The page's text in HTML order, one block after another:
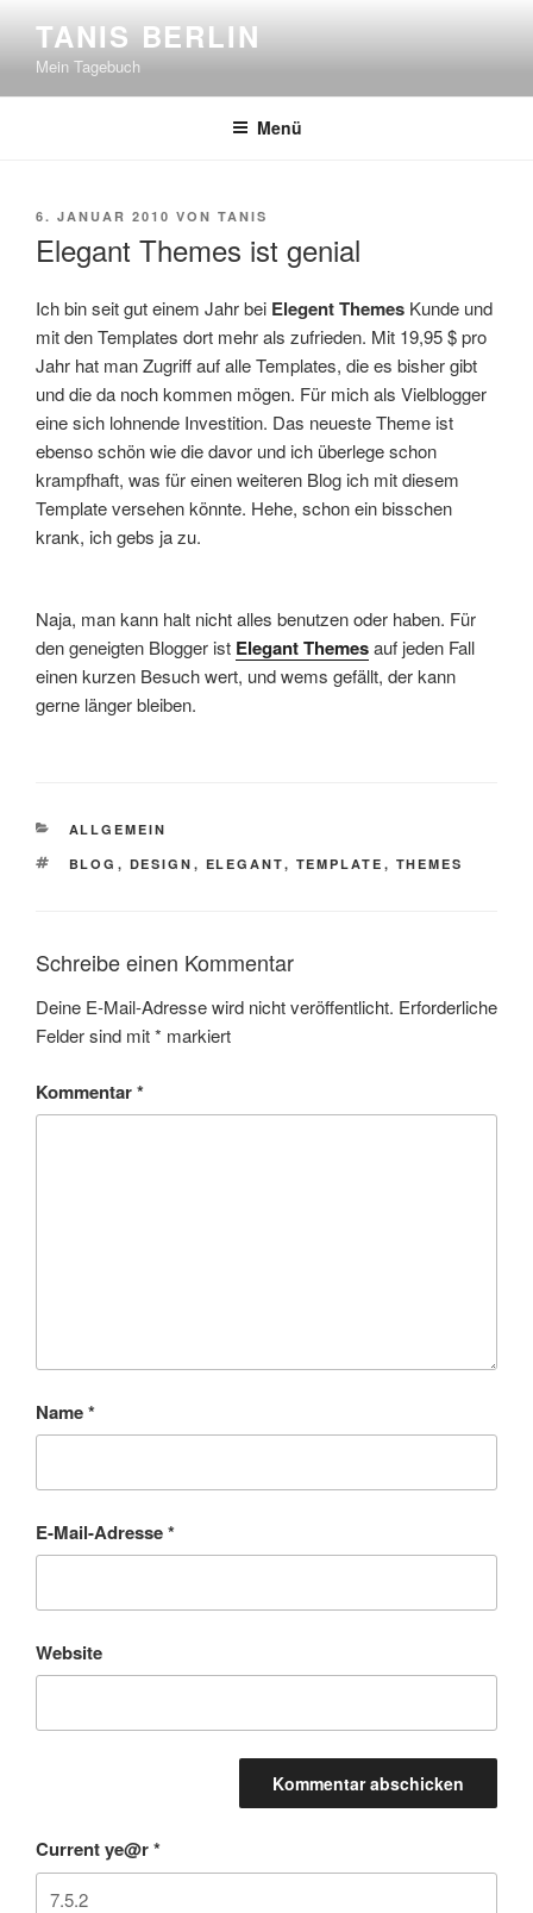
springen
TANIS BERLIN
Mein Tagebuch
Menü
VERÖFFENTLICHT
6. JANUAR 2010 VON TANIS
Elegant Themes ist genial
Ich bin seit gut einem Jahr bei Elegent Themes Kunde und
mit den Templates dort mehr als zufrieden. Mit 19,95 $ pro
Jahr hat man Zugriff auf alle Templates, die es bisher gibt
und die da noch kommen mögen. Für mich als Vielblogger
eine sich lohnende Investition. Das neueste Theme ist
ebenso schön wie die davor und ich überlege schon
krampfhaft, was für einen weiteren Blog ich mit diesem
Template versehen könnte. Hehe, schon ein bisschen
krank, ich gebs ja zu.
Naja, man kann halt nicht alles benutzen oder haben. Für
den geneigten Blogger ist Elegant Themesauf jeden Fall
einen kurzen Besuch wert, und wems gefällt, der kann
gerne länger bleiben.
KATEGORIEN
ALLGEMEIN
SCHLAGWÖRTER
BLOG , DESIGN , ELEGANT, TEMPLATE , THEMES
Schreibe einen Kommentar
Deine E-Mail-Adresse wird nicht veröffentlicht. Erforderliche
Felder sind mit* markiert
Kommentar*
Name*
E-Mail-Adresse*
Website
Current ye@r*